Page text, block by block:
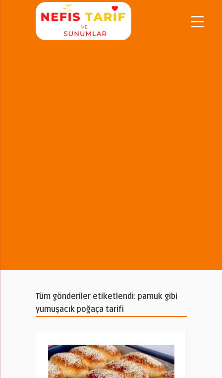
Tüm gönderiler etiketlendi: pamuk gibi
yumuşacık poğaça tarifi